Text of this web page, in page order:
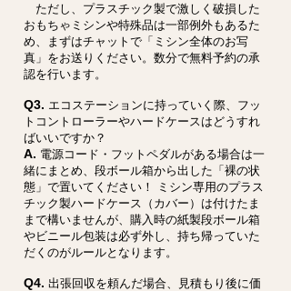
ただし、プラスチック製で激しく破損した
おもちゃミシンや特殊品は一部例外もあるた
め、まずはチャットで「ミシン全体のお写
真」をお送りください。数分で無料予約の承
認を行います。
Q3. エコステーションに持っていく際、フッ
トコントローラーやハードケースはどうすれ
ばいいですか？
A. 電源コード・フットペダルがある場合は一
緒にまとめ、段ボール箱から出した「裸の状
態」で置いてください！ ミシン専用のプラス
チック製ハードケース（カバー）は付けたま
まで構いませんが、購入時の紙製段ボール箱
やビニール包装は必ず外し、持ち帰っていた
だくのがルールとなります。
Q4. 出張回収を頼んだ場合、見積もり後に価